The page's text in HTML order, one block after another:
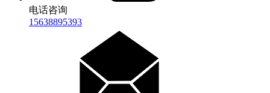
电话咨询
15638895393